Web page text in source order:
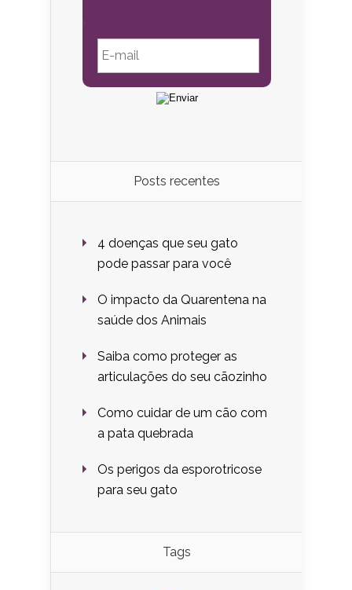
Posts recentes
4 doenças que seu gato
pode passar para você
O impacto da Quarentena na
saúde dos Animais
Saiba como proteger as
articulações do seu cãozinho
Como cuidar de um cão com
a pata quebrada
Os perigos da esporotricose
para seu gato
Tags